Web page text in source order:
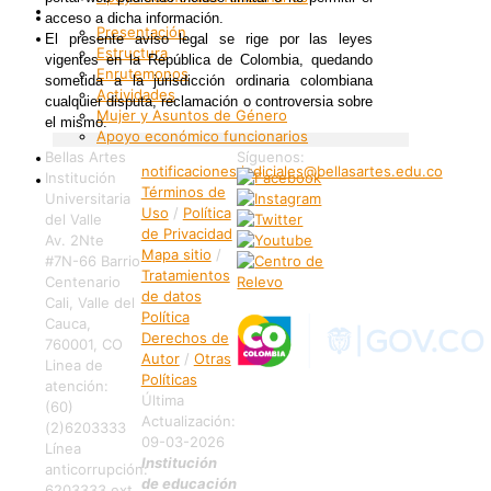
Internacionalización
Patrimonio
Bienestar
Presentación
Estructura
Enrutemonos
Actividades
Mujer y Asuntos de Género
Apoyo económico funcionarios
Internacionalización
Patrimonio
acceso a dicha información.
El presente aviso legal se rige por las leyes
vigentes en la República de Colombia, quedando
sometida a la jurisdicción ordinaria colombiana
cualquier disputa, reclamación o controversia sobre
el mismo.
Bellas Artes
Institución
Universitaria
del Valle
Av. 2Nte
#7N-66 Barrio
Centenario
Cali, Valle del
Cauca,
760001, CO
Linea de
atención:
(60)
(2)6203333
Línea
anticorrupción:
notificaciones.judiciales@bellasartes.edu.co
Términos de
Uso / Política
de Privacidad
Mapa sitio /
Tratamientos
de datos
Política
Derechos de
Autor/ Otras
Políticas
Última
Actualización:
09-03-2026
Institución
de educación
Síguenos: